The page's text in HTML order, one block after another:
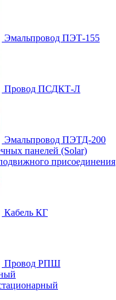
Эмальпровод ПЭТ-155
Провод ПСДКТ-Л
Эмальпровод ПЭТД-200
панелей (Solar)
присоединения
Кабель КГ
Провод РПШ